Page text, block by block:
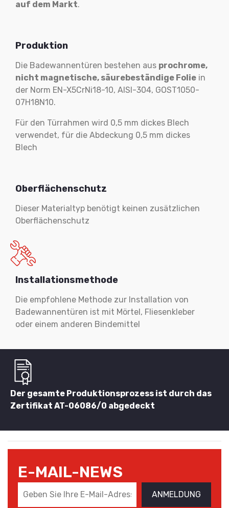
auf dem Markt.
Produktion
Die Badewannentüren bestehen aus prochrome,
nicht magnetische, säurebeständige Folie in
der Norm EN-X5CrNi18-10, AISI-304, GOST1050-
07H18N10.
Für den Türrahmen wird 0,5 mm dickes Blech
verwendet, für die Abdeckung 0,5 mm dickes
Blech
Oberflächenschutz
Dieser Materialtyp benötigt keinen zusätzlichen
Oberflächenschutz
Installationsmethode
Die empfohlene Methode zur Installation von
Badewannentüren ist mit Mörtel, Fliesenkleber
oder einem anderen Bindemittel
Der gesamte Produktionsprozess ist durch das
Zertifikat AT-06086/0 abgedeckt
E-MAIL-NEWS
ANMELDUNG